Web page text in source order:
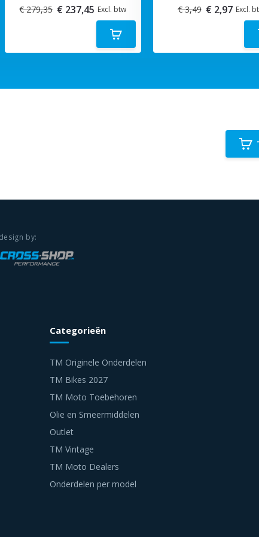
€ 279,35 € 237,45 Excl. btw
€ 3,49 € 2,97 Excl.
Categorieën
TM Originele Onderdelen
TM Bikes 2027
TM Moto Toebehoren
Olie en Smeermiddelen
Outlet
TM Vintage
TM Moto Dealers
Onderdelen per model